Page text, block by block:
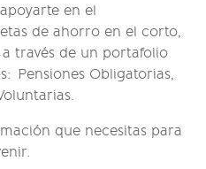
en el
de ahorro en el corto,
través de un portafolio
Pensiones Obligatorias,
que necesitas para